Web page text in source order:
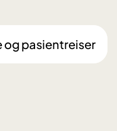
og pasientreiser